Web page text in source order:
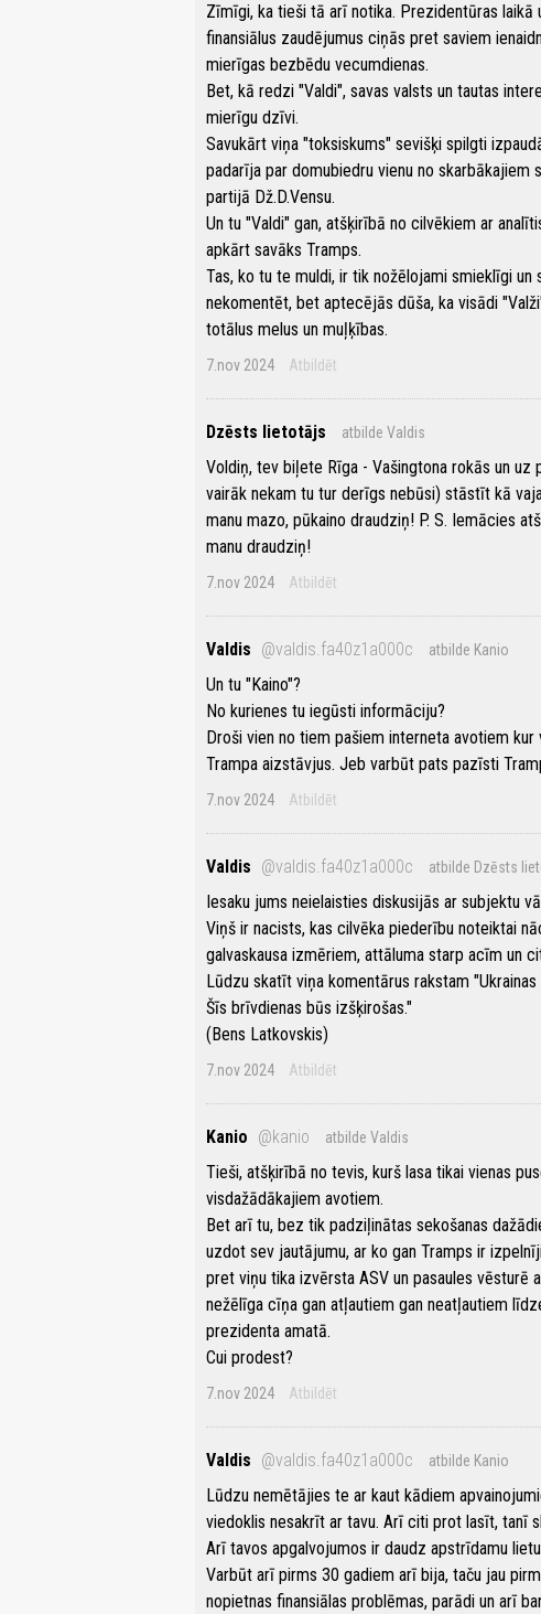
Zīmīgi, ka tieši tā arī notika. Prezidentūras
finansiālus zaudējumus ciņās pret saviem
mierīgas bezbēdu vecumdienas.
Bet, kā redzi "Valdi", savas valsts un tautas
mierīgu dzīvi.
Savukārt viņa "toksiskums" sevišķi spilgti
padarīja par domubiedru vienu no
partijā Dž.D.Vensu.
Un tu "Valdi" gan, atšķirībā no cilvēkiem ar
apkārt savāks Tramps.
Tas, ko tu te muldi, ir tik nožēlojami smieklīgi
nekomentēt, bet aptecējās dūša, ka visādi
totālus melus un muļķības.
7.nov 2024 Atbildēt
Dzēsts lietotājs atbilde Valdis
Voldiņ, tev biļete Rīga - Vašingtona rokās un
vairāk nekam tu tur derīgs nebūsi) stāstīt kā
manu mazo, pūkaino draudziņ! P. S. Iemācies
manu draudziņ!
7.nov 2024 Atbildēt
Valdis @valdis.fa40z1a000c atbilde Kanio
Un tu "Kaino"?
No kurienes tu iegūsti informāciju?
Droši vien no tiem pašiem interneta avotiem
Trampa aizstāvjus. Jeb varbūt pats pazīsti
7.nov 2024 Atbildēt
Valdis @valdis.fa40z1a000c atbilde Dzēsts
Iesaku jums neielaisties diskusijās ar subjektu
Viņš ir nacists, kas cilvēka piederību noteiktai
galvaskausa izmēriem, attāluma starp acīm un
Lūdzu skatīt viņa komentārus rakstam
Šīs brīvdienas būs izšķirošas."
(Bens Latkovskis)
7.nov 2024 Atbildēt
Kanio @kanio atbilde Valdis
Tieši, atšķirībā no tevis, kurš lasa tikai vienas
visdažādākajiem avotiem.
Bet arī tu, bez tik padziļinātas sekošanas
uzdot sev jautājumu, ar ko gan Tramps ir
pret viņu tika izvērsta ASV un pasaules vēsturē
nežēlīga cīņa gan atļautiem gan neatļautiem
prezidenta amatā.
Cui prodest?
7.nov 2024 Atbildēt
Valdis @valdis.fa40z1a000c atbilde Kanio
Lūdzu nemētājies te ar kaut kādiem
viedoklis nesakrīt ar tavu. Arī citi prot lasīt, tanī
Arī tavos apgalvojumos ir daudz apstrīdamu
Varbūt arī pirms 30 gadiem arī bija, taču jau
nopietnas finansiālas problēmas, parādi un arī